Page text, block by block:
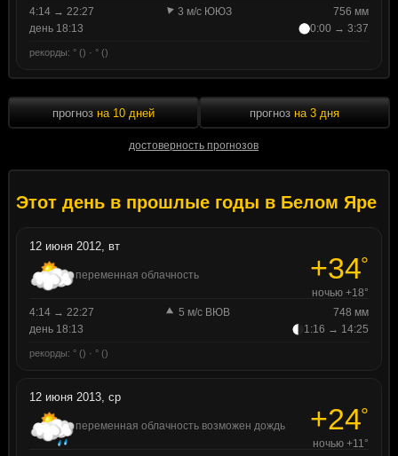
4:14 → 22:27
3 м/с ЮЮЗ
756 мм
день 18:13
0:00 → 3:37
рекорды: ° () · ° ()
прогноз на 10 дней
достоверность прогнозов
прогноз на 3 дня
Этот день в прошлые годы в Белом Яре
12 июня 2012, вт
переменная облачность +34°
ночью +18°
4:14 → 22:27
5 м/с ВЮВ
748 мм
день 18:13
1:16 → 14:25
рекорды: ° () · ° ()
12 июня 2013, ср
переменная облачность возможен дождь +24°
ночью +11°